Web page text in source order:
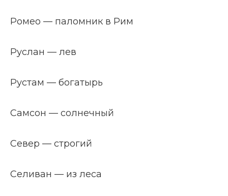
Ромео — паломник в Рим
Руслан — лев
Рустам — богатырь
Самсон — солнечный
Север — строгий
Селиван — из леса